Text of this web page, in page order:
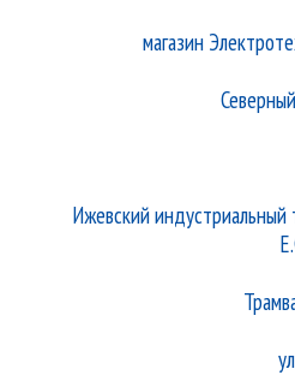
магазин
Ижевский индустриальный